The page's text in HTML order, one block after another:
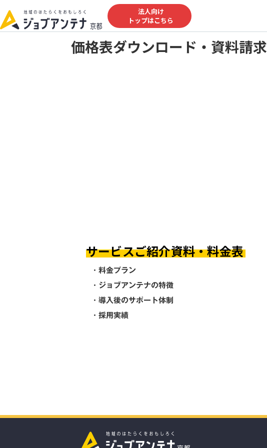
法人向け
トップはこちら
価格表ダウンロード・資料請求
サービスご紹介資料・料金表
・料金プラン
・ジョブアンテナの特徴
・導入後のサポート体制
・採用実績